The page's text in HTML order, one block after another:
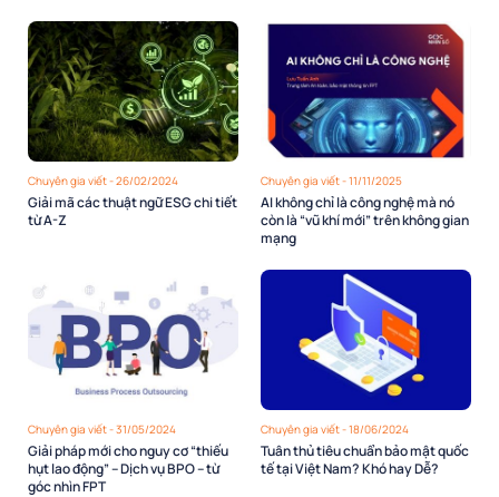
Chuyên gia viết - 26/02/2024
Giải mã các thuật ngữ ESG chi tiết
từ A-Z
Chuyên gia viết - 11/11/2025
AI không chỉ là công nghệ mà nó
còn là “vũ khí mới” trên không gian
mạng
Chuyên gia viết - 31/05/2024
Giải pháp mới cho nguy cơ “thiếu
hụt lao động” – Dịch vụ BPO – từ
góc nhìn FPT
Chuyên gia viết - 18/06/2024
Tuân thủ tiêu chuẩn bảo mật quốc
tế tại Việt Nam? Khó hay Dễ?